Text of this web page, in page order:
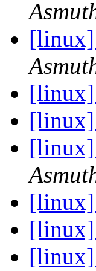
[linux]
[linux]
[linux]
[linux]